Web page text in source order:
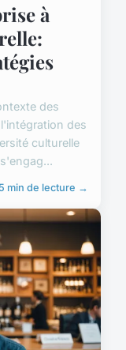
à
des
des
culturelle
5 min de lecture →